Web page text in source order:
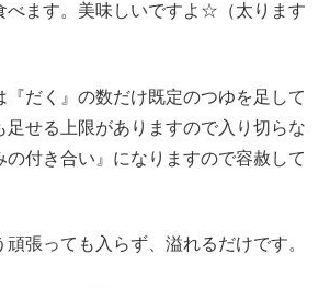
べます。美味しいですよ☆（太ります
『だく』の数だけ既定のつゆを足して
足せる上限がありますので入り切らな
の付き合い』になりますので容赦して
頑張っても入らず、溢れるだけです。